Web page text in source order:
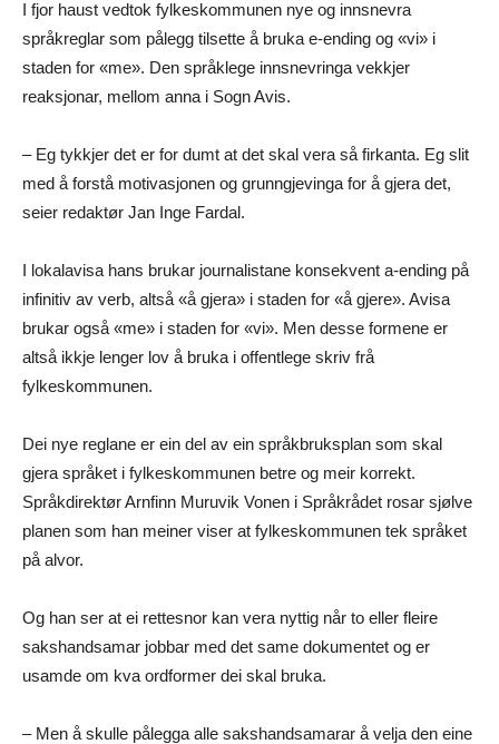
I fjor haust vedtok fylkeskommunen nye og innsnevra
språkreglar som pålegg tilsette å bruka e-ending og «vi» i
staden for «me». Den språklege innsnevringa vekkjer
reaksjonar, mellom anna i Sogn Avis.
– Eg tykkjer det er for dumt at det skal vera så firkanta. Eg slit
med å forstå motivasjonen og grunngjevinga for å gjera det,
seier redaktør Jan Inge Fardal.
I lokalavisa hans brukar journalistane konsekvent a-ending på
infinitiv av verb, altså «å gjera» i staden for «å gjere». Avisa
brukar også «me» i staden for «vi». Men desse formene er
altså ikkje lenger lov å bruka i offentlege skriv frå
fylkeskommunen.
Dei nye reglane er ein del av ein språkbruksplan som skal
gjera språket i fylkeskommunen betre og meir korrekt.
Språkdirektør Arnfinn Muruvik Vonen i Språkrådet rosar sjølve
planen som han meiner viser at fylkeskommunen tek språket
på alvor.
Og han ser at ei rettesnor kan vera nyttig når to eller fleire
sakshandsamar jobbar med det same dokumentet og er
usamde om kva ordformer dei skal bruka.
– Men å skulle pålegga alle sakshandsamarar å velja den eine